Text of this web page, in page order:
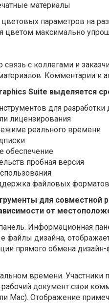
материалы
параметров на
максимально
с коллегами и
Комментарии и
Suite выделяется
для разработки
лицензирования
реального времени
обеспечение
пробная версия
файловых форматов
для
от
Информационная
файлы дизайна,
прямого обмена
времени. Участники
рабочий документ свои
Mac). Отображение